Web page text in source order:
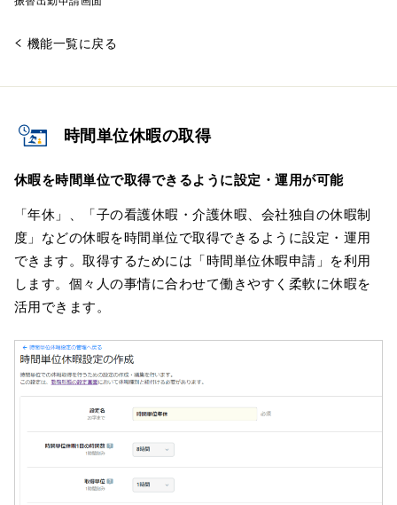
機能一覧に戻る
時間単位休暇の取得
休暇を時間単位で取得できるように設定・運用が可能
「年休」、「子の看護休暇・介護休暇、会社独自の休暇制
度」などの休暇を時間単位で取得できるように設定・運用
できます。取得するためには「時間単位休暇申請」を利用
します。個々人の事情に合わせて働きやすく柔軟に休暇を
活用できます。